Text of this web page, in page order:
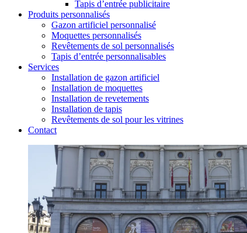
Tapis d’entrée publicitaire
Produits personnalisés
Gazon artificiel personnalisé
Moquettes personnalisés
Revêtements de sol personnalisés
Tapis d’entrée personnalisables
Services
Installation de gazon artificiel
Installation de moquettes
Installation de revetements
Installation de tapis
Revêtements de sol pour les vitrines
Contact